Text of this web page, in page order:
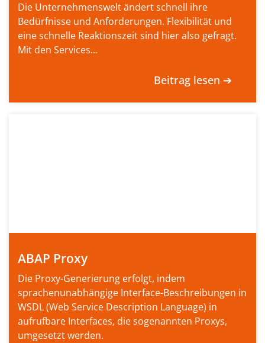
Die Unternehmenswelt ändert schnell ihre
Bedürfnisse und Anforderungen. Flexibilität und
eine schnelle Reaktionszeit sind hier also gefragt.
Mit den Services...
Beitrag lesen ➔
ABAP Proxy
Die Proxy-Generierung erfolgt, indem
sprachenunabhängige Interface-Beschreibungen in
WSDL (Web Service Description Language) in
aufrufbare Interfaces, die sogenannten Proxys,
umgesetzt werden.